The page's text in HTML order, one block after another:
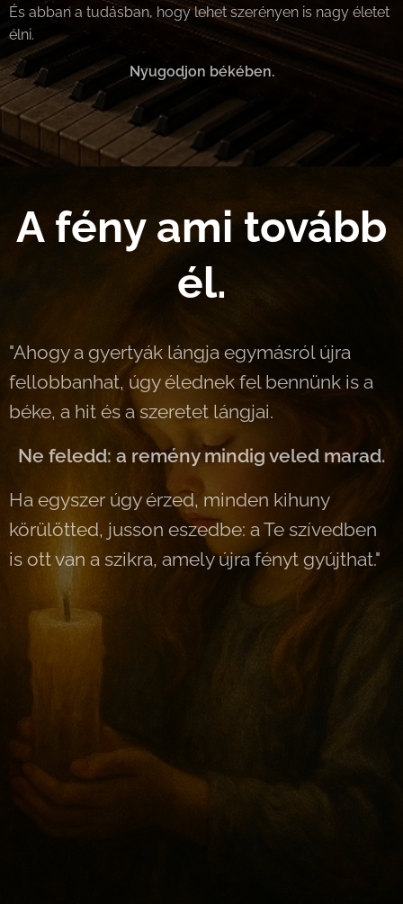
És abban a tudásban, hogy lehet szerényen is nagy életet
élni.
Nyugodjon békében.
A fény ami tovább
él.
"Ahogy a gyertyák lángja egymásról újra
fellobbanhat, úgy élednek fel bennünk is a
béke, a hit és a szeretet lángjai.
Ne feledd: a remény mindig veled marad.
Ha egyszer úgy érzed, minden kihuny
körülötted, jusson eszedbe: a Te szívedben
is ott van a szikra, amely újra fényt gyújthat."